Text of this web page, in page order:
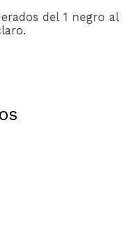
del 1 negro al